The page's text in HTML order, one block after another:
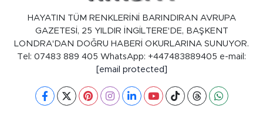
HAYATIN TÜM RENKLERİNİ BARINDIRAN AVRUPA
GAZETESİ, 25 YILDIR İNGİLTERE'DE, BAŞKENT
LONDRA'DAN DOĞRU HABERİ OKURLARINA SUNUYOR.
Tel: 07483 889 405 WhatsApp: +447483889405 e-mail:
[email protected]